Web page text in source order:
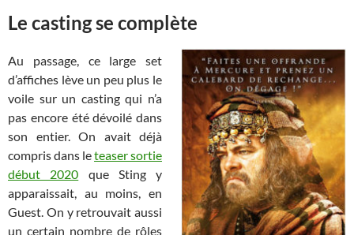
Le casting se complète
Au passage, ce large set
d’affiches lève un peu plus le
voile sur un casting qui n’a
pas encore été dévoilé dans
son entier. On avait déjà
compris dans leteaser sortie
début 2020 que Sting y
apparaissait, au moins, en
Guest. On y retrouvait aussi
un certain nombre de rôles